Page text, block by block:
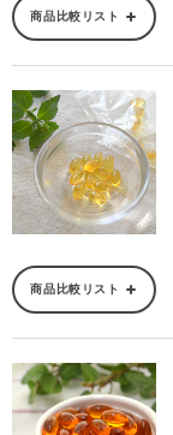
商品比較リスト
商品比較リスト